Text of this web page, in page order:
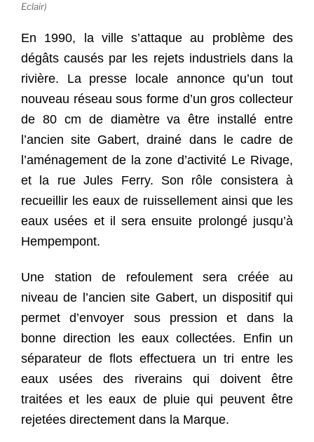
Eclair)
En 1990, la ville s’attaque au problème des
dégâts causés par les rejets industriels dans la
rivière. La presse locale annonce qu’un tout
nouveau réseau sous forme d’un gros collecteur
de 80 cm de diamètre va être installé entre
l’ancien site Gabert, drainé dans le cadre de
l’aménagement de la zone d’activité Le Rivage,
et la rue Jules Ferry. Son rôle consistera à
recueillir les eaux de ruissellement ainsi que les
eaux usées et il sera ensuite prolongé jusqu’à
Hempempont.
Une station de refoulement sera créée au
niveau de l’ancien site Gabert, un dispositif qui
permet d’envoyer sous pression et dans la
bonne direction les eaux collectées. Enfin un
séparateur de flots effectuera un tri entre les
eaux usées des riverains qui doivent être
traitées et les eaux de pluie qui peuvent être
rejetées directement dans la Marque.